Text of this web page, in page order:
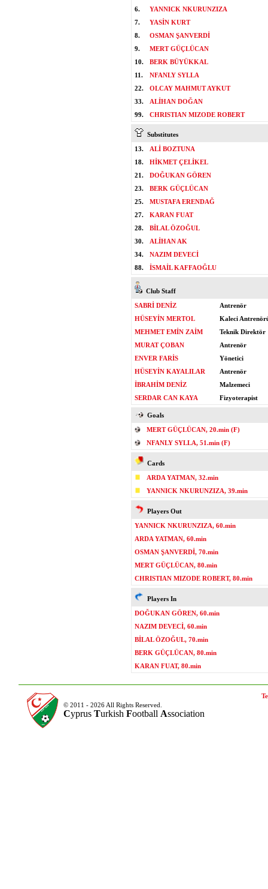
6.
YANNICK NKURUNZIZA
7.
YASİN KURT
8.
OSMAN ŞANVERDİ
9.
MERT GÜÇLÜCAN
10.
BERK BÜYÜKKAL
11.
NFANLY SYLLA
22.
OLCAY MAHMUT AYKUT
33.
ALİHAN DOĞAN
99.
CHRISTIAN MIZODE ROBERT
Substitutes
13.
ALİ BOZTUNA
18.
HİKMET ÇELİKEL
21.
DOĞUKAN GÖREN
23.
BERK GÜÇLÜCAN
25.
MUSTAFA ERENDAĞ
27.
KARAN FUAT
28.
BİLAL ÖZOĞUL
30.
ALİHAN AK
34.
NAZIM DEVECİ
88.
İSMAİL KAFFAOĞLU
Club Staff
SABRİ DENİZ
Antrenör
HÜSEYİN MERTOL
Kaleci
MEHMET EMİN ZAİM
Teknik Direktör
MURAT ÇOBAN
Antrenör
ENVER FARİS
Yönetici
HÜSEYİN KAYALILAR
Antrenör
İBRAHİM DENİZ
Malzemeci
SERDAR CAN KAYA
Fizyoterapist
Goals
MERT GÜÇLÜCAN, 20.min (F)
NFANLY SYLLA, 51.min (F)
Cards
ARDA YATMAN, 32.min
YANNICK NKURUNZIZA, 39.min
Players Out
YANNICK NKURUNZIZA, 60.min
ARDA YATMAN, 60.min
OSMAN ŞANVERDİ, 70.min
MERT GÜÇLÜCAN, 80.min
CHRISTIAN MIZODE ROBERT, 80.min
Players In
DOĞUKAN GÖREN, 60.min
NAZIM DEVECİ, 60.min
BİLAL ÖZOĞUL, 70.min
BERK GÜÇLÜCAN, 80.min
KARAN FUAT, 80.min
© 2011 - 2026 All Rights Reserved.
Cyprus Turkish Football Association